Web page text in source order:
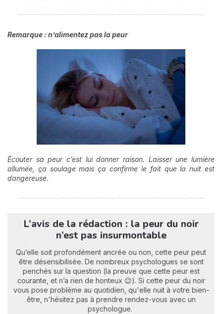
Remarque : n’alimentez pas la peur
Écouter sa peur c’est lui donner raison. Laisser une lumière
allumée, ça soulage mais ça confirme le fait que la nuit est
dangereuse.
L’avis de la rédaction : la peur du noir
n’est pas insurmontable
Qu’elle soit profondément ancrée ou non, cette peur peut
être désensibilisée. De nombreux psychologues se sont
penchés sur la question (la preuve que cette peur est
courante, et n’a rien de honteux 😉). Si cette peur du noir
vous pose problème au quotidien, qu'elle nuit à votre bien-
être, n'hésitez pas à prendre rendez-vous avec un
psychologue.